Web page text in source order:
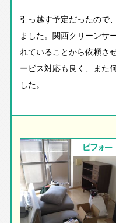
引っ越す予定だったので
ました。関西クリーンサ
れていることから依頼さ
ービス対応も良く、また
した。
ビフォー